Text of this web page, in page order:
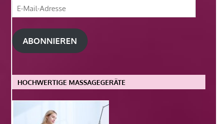
E-
Mail-
Adresse
ABONNIEREN
HOCHWERTIGE MASSAGEGERÄTE